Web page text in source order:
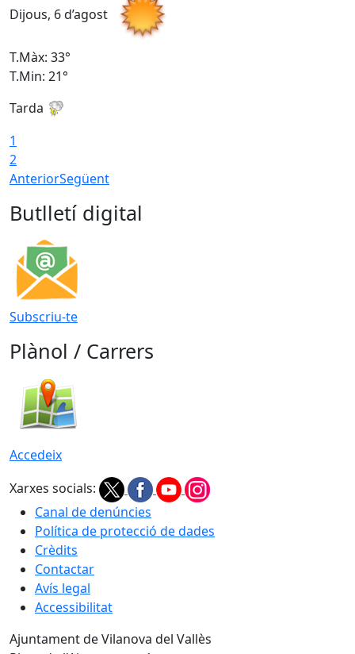
Dijous, 6 d’agost
T.Màx: 33°
T.Min: 21°
Tarda
1
2
AnteriorSegüent
Butlletí digital
Subscriu-te
Plànol / Carrers
Accedeix
Xarxes socials:
Canal de denúncies
Política de protecció de dades
Crèdits
Contactar
Avís legal
Accessibilitat
Ajuntament de Vilanova del Vallès